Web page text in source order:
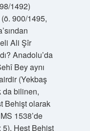
1492)
900/1495,
Ali Şîr
Anadolu’da
Bey aynı
(Yekbaş
da bilinen,
Behişt olarak
1538’de
5). Heşt Behişt